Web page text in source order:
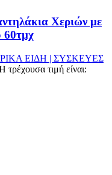
Χεριών με
ΕΙΔΗ | ΣΥΣΚΕΥΕΣ
τρέχουσα τιμή είναι: